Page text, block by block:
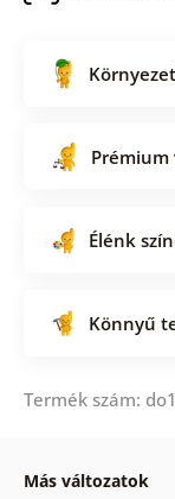
Prémium
Élénk
Könnyű
Termék szám:
Más változatok